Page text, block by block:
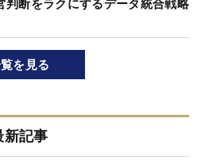
を見る
新記事